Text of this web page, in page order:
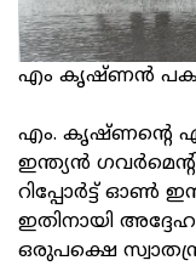
എം കൃഷ്ണന്‍
എം. കൃഷ്ണന്‍റെ
ഇന്ത്യൻ
റിപ്പോർട്ട്‌ ഓൺ
ഇതിനായി
ഒരുപക്ഷെ